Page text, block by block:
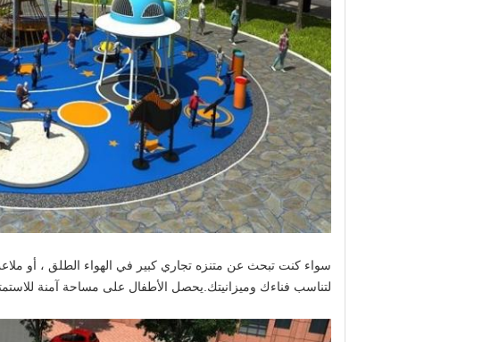
سواء كنت تبحث عن متنزه تجاري كبير في الهواء الطلق ، أو
لتناسب فناءك وميزانيتك.يحصل الأطفال على مساحة آمنة